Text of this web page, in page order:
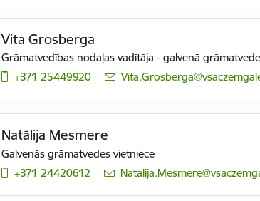
Vita Grosberga
Grāmatvedības nodaļas vadītāja - galvenā grāmatvede
+371 25449920
E-pasts:
Natālija Mesmere
Galvenās grāmatvedes vietniece
+371 24420612
E-pasts: